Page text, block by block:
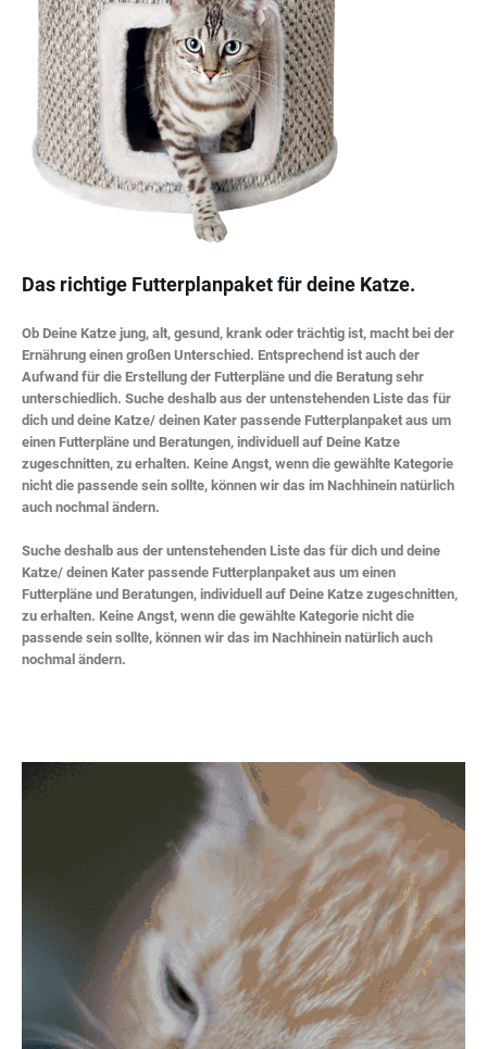
Das richtige Futterplanpaket für deine Katze.
Ob Deine Katze jung, alt, gesund, krank oder trächtig ist, macht bei der
Ernährung einen großen Unterschied. Entsprechend ist auch der
Aufwand für die Erstellung der Futterpläne und die Beratung sehr
unterschiedlich. Suche deshalb aus der untenstehenden Liste das für
dich und deine Katze/ deinen Kater passende Futterplanpaket aus um
einen Futterpläne und Beratungen, individuell auf Deine Katze
zugeschnitten, zu erhalten. Keine Angst, wenn die gewählte Kategorie
nicht die passende sein sollte, können wir das im Nachhinein natürlich
auch nochmal ändern.
Suche deshalb aus der untenstehenden Liste das für dich und deine
Katze/ deinen Kater passende Futterplanpaket aus um einen
Futterpläne und Beratungen, individuell auf Deine Katze zugeschnitten,
zu erhalten. Keine Angst, wenn die gewählte Kategorie nicht die
passende sein sollte, können wir das im Nachhinein natürlich auch
nochmal ändern.